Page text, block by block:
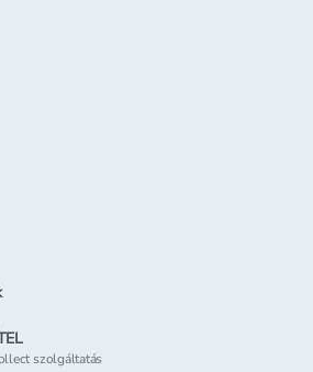
szolgáltatás